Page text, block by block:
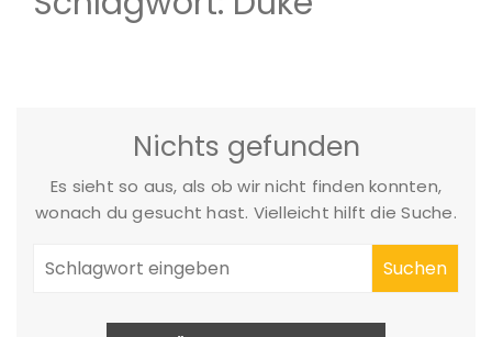
Nichts gefunden
Es sieht so aus, als ob wir nicht finden konnten,
wonach du gesucht hast. Vielleicht hilft die Suche.